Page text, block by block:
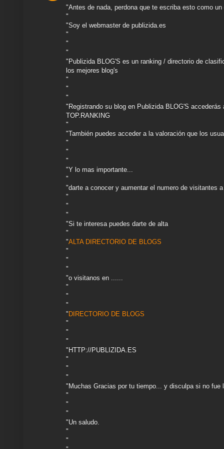
"Antes de nada, perdona que te escriba esto como
"
"Soy el webmaster de publizida.es
"
"
"
"Publizida BLOG'S es un ranking / directorio de
los mejores blog's
"
"
"
"Registrando su blog en Publizida BLOG'S
TOP.RANKING
"
"También puedes acceder a la valoración que los
"
"
"
"Y lo mas importante...
"
"darte a conocer y aumentar el numero de visitantes
"
"
"
"Si te interesa puedes darte de alta
"
"ALTA DIRECTORIO DE BLOGS
"
"
"
"o visitanos en ......
"
"
"
"DIRECTORIO DE BLOGS
"
"
"
"HTTP://PUBLIZIDA.ES
"
"
"
"Muchas Gracias por tu tiempo... y disculpa si no fue
"
"
"
"Un saludo.
"
"